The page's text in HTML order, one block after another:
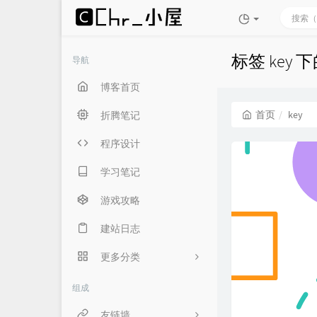
导航
博客首页
折腾笔记
程序设计
学习笔记
游戏攻略
建站日志
更多分类
言俞专用
组成
标签 key
首页 key